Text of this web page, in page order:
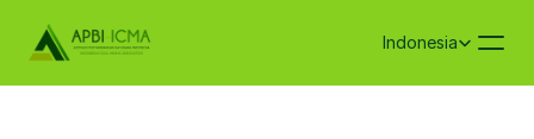
Select Language
Indonesia